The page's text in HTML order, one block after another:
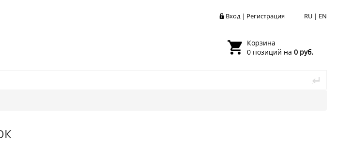
RU | EN
Вход| Регистрация
Корзина
0 позиций на 0 руб.